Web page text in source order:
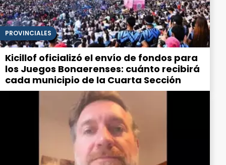
PROVINCIALES
Kicillof oficializó el envío de fondos para
los Juegos Bonaerenses: cuánto recibirá
cada municipio de la Cuarta Sección